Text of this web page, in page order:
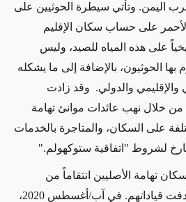
اليمن. وتأتي سيطرة الحوثيين على
الأحمر على حساب سكان الإقليم
على هذه المياه للصيد، وليس
الحوثيون، بالإضافة إلى ما يشكله
والإقليمي والدولي. وقد زادت
من خلال نهب عائدات موانئ تهامة
على السكان، والمتاجرة بالخدمات
لشروط "اتفاقية ستوكهولم."
تهامة الأصليين انتقاماً من
الضربات الدولية التي استهدفت قياداتهم. في آب/أغسطس 2020،